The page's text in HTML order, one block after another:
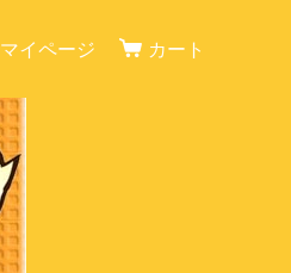
マイページ カート